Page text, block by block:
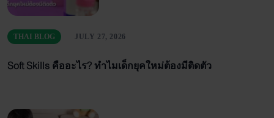
THAI BLOG JULY 27, 2026
Soft Skills คืออะไร? ทำไมเด็กยุคใหม่ต้องมีติดตัว